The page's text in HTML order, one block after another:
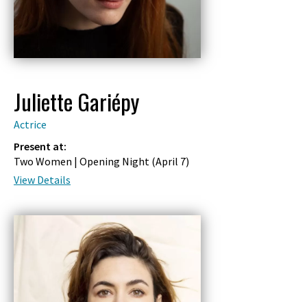
Juliette Gariépy
Actrice
Present at:
Two Women | Opening Night (April 7)
View Details